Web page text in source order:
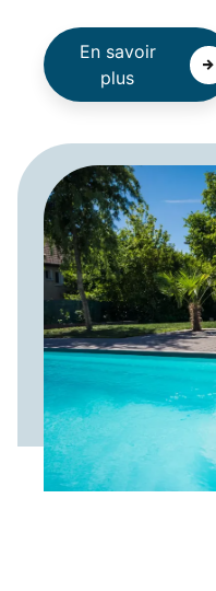
En savoir
plus